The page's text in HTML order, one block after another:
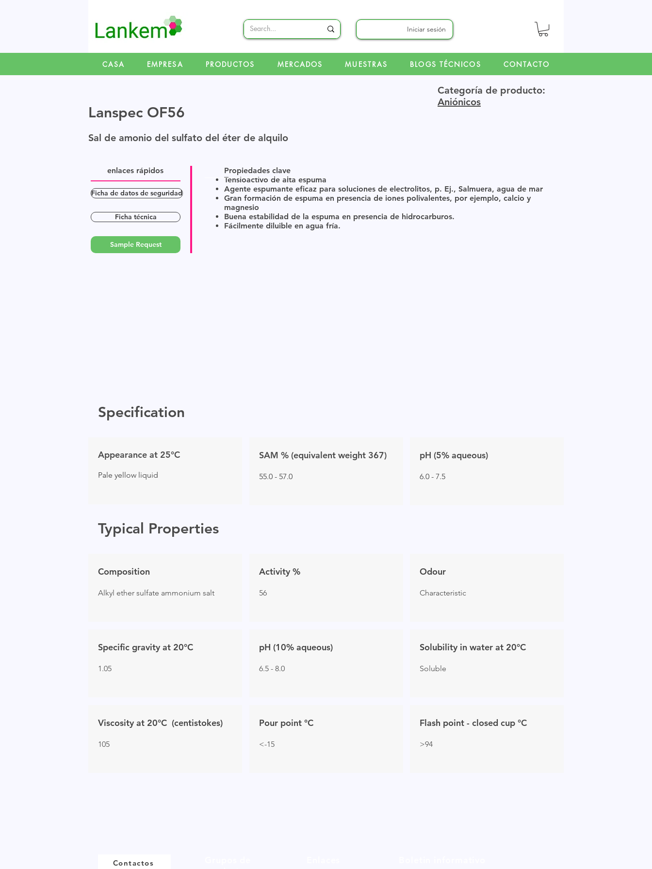
Iniciar sesión
CASA EMPRESA PRODUCTOS MERCADOS MUESTRAS BLOGS TÉCNICOS CONTACTO
Lanspec OF56
Categoría de producto:
Aniónicos
Sal de amonio del sulfato del éter de alquilo
enlaces rápidos
Ficha de datos de seguridad
Ficha técnica
Sample Request
Propiedades clave
Tensioactivo de alta espuma
Agente espumante eficaz para soluciones de electrolitos, p. Ej., Salmuera, agua de mar
Gran formación de espuma en presencia de iones polivalentes, por ejemplo, calcio y
magnesio
Buena estabilidad de la espuma en presencia de hidrocarburos.
Fácilmente diluible en agua fría.
Specification
Appearance at 25°C
Pale yellow liquid
SAM % (equivalent weight 367)
55.0 - 57.0
pH (5% aqueous)
6.0 - 7.5
Typical Properties
Composition
Alkyl ether sulfate ammonium salt
Specific gravity at 20°C
1.05
Viscosity at 20°C (centistokes)
105
Activity %
56
pH (10% aqueous)
6.5 - 8.0
Pour point °C
<-15
Odour
Characteristic
Solubility in water at 20°C
Soluble
Flash point - closed cup °C
>94
Contactos